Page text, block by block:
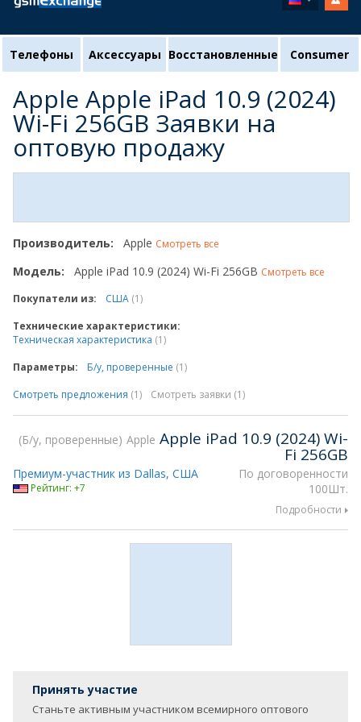
Телефоны Аксессуары Восстановленные Consumer
Apple Apple iPad 10.9 (2024)
Wi-Fi 256GB Заявки на
оптовую продажу
Производитель: Apple Смотреть все
Модель: Apple iPad 10.9 (2024) Wi-Fi 256GB Смотреть все
Покупатели из:
США (1)
Технические характеристики:
Техническая характеристика (1)
Параметры:
Б/у, проверенные (1)
Смотреть предложения (1) Смотреть заявки (1)
Б/у, проверенные Apple Apple iPad 10.9 (2024) Wi-
Fi 256GB
По договоренности
100Шт.
Премиум-участник из Dallas, США
Рейтинг: +7
Подробности
Принять участие
Станьте активным участником всемирного оптового